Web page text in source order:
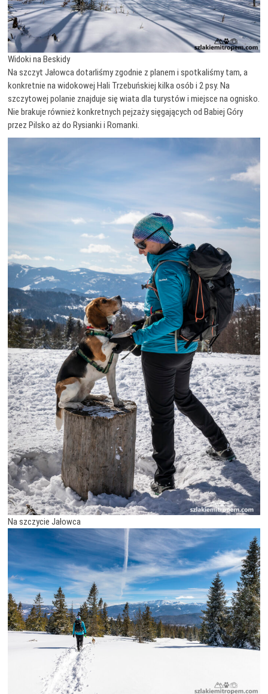
Widoki na Beskidy
Na szczyt Jałowca dotarliśmy zgodnie z planem i spotkaliśmy tam, a
konkretnie na widokowej Hali Trzebuńskiej kilka osób i 2 psy. Na
szczytowej polanie znajduje się wiata dla turystów i miejsce na ognisko.
Nie brakuje również konkretnych pejzaży sięgających od Babiej Góry
przez Pilsko aż do Rysianki i Romanki.
Na szczycie Jałowca